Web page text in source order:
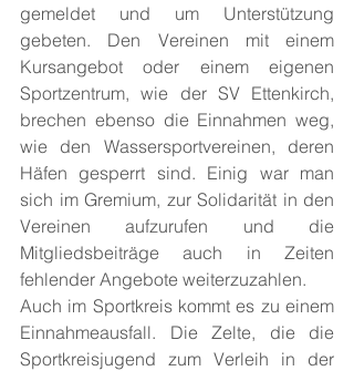
gemeldet und um Unterstützung
gebeten. Den Vereinen mit einem
Kursangebot oder einem eigenen
Sportzentrum, wie der SV Ettenkirch,
brechen ebenso die Einnahmen weg,
wie den Wassersportvereinen, deren
Häfen gesperrt sind. Einig war man
sich im Gremium, zur Solidarität in den
Vereinen aufzurufen und die
Mitgliedsbeiträge auch in Zeiten
fehlender Angebote weiterzuzahlen.
Auch im Sportkreis kommt es zu einem
Einnahmeausfall. Die Zelte, die die
Sportkreisjugend zum Verleih in der